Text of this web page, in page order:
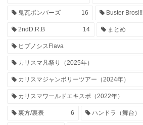
鬼瓦ボンバーズ 16 Buster Bros!!!
2ndD.R.B 14 まとめ
ヒプノシスFlava
カリスマ凡祭り（2025年）
カリスマジャンボリーツアー（2024年）
カリスマワールドエキスポ（2022年）
裏方/裏表 6 ハンドラ（舞台）